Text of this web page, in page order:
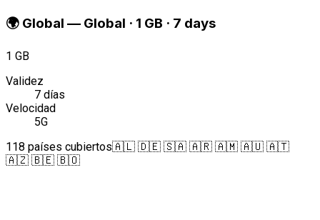
🌍 Global — Global · 1 GB · 7 days
1 GB
Validez
7 días
Velocidad
5G
118 países cubiertos🇦🇱 🇩🇪 🇸🇦 🇦🇷 🇦🇲 🇦🇺 🇦🇹
🇦🇿 🇧🇪 🇧🇴